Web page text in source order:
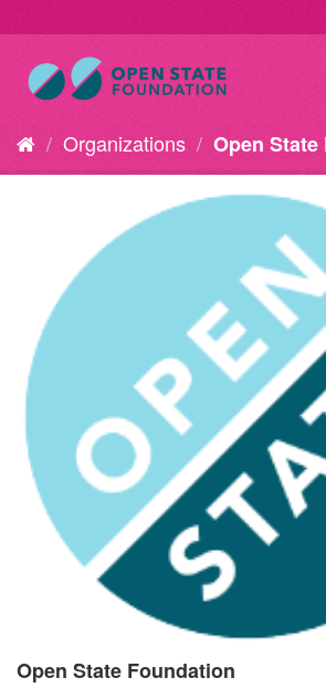
Organizations Open
Open State Foundation